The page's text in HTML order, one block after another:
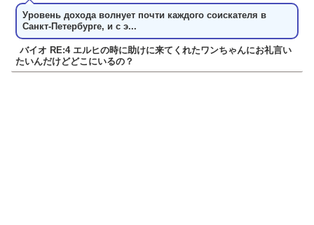
Уровень дохода волнует почти каждого соискателя в
Санкт-Петербурге, и с э...
バイオ RE:4 エルヒの時に助けに来てくれたワンちゃんにお礼言い
たいんだけどどこにいるの？